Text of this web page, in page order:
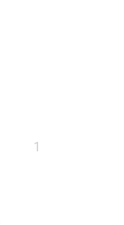
Vous
1